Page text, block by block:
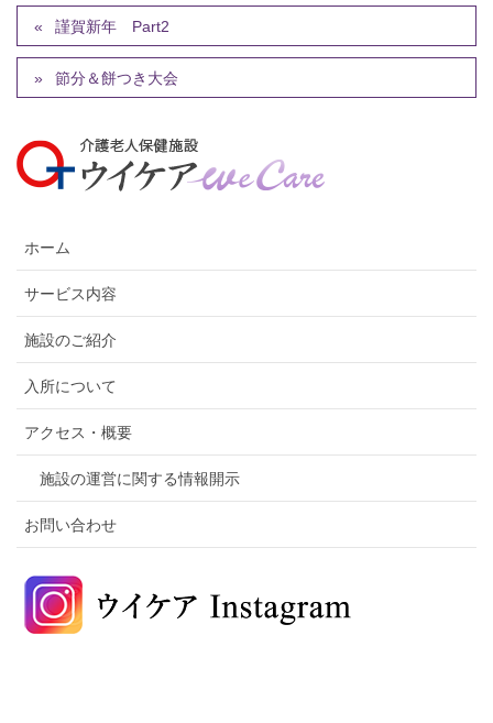
謹賀新年 Part2
節分＆餅つき大会
ホーム
サービス内容
施設のご紹介
入所について
アクセス・概要
施設の運営に関する情報開示
お問い合わせ